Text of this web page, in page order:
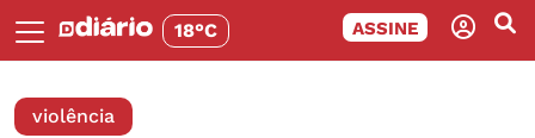
18°C ASSINE
violência